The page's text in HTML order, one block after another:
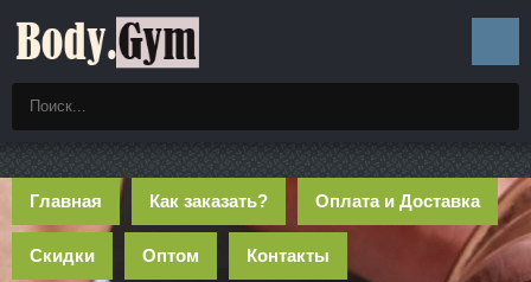
Главная Как заказать? Оплата и Доставка
Скидки Оптом Контакты